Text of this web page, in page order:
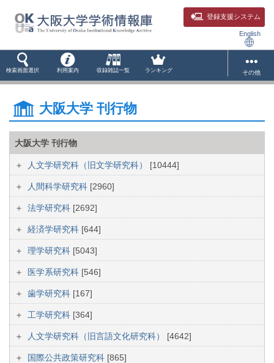
登録支援システム
English
検索画面選択 利用案内 収録雑誌一覧 ランキング その他
大阪大学 刊行物
大阪大学 刊行物
人文学研究科（旧文学研究科） [10444]
人間科学研究科 [2960]
法学研究科 [2692]
経済学研究科 [644]
理学研究科 [5043]
医学系研究科 [546]
歯学研究科 [167]
工学研究科 [364]
人文学研究科（旧言語文化研究科） [4642]
国際公共政策研究科 [865]